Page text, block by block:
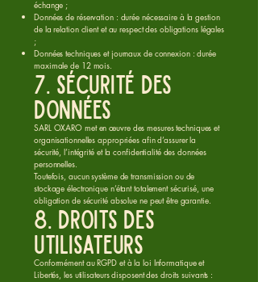
échange ;
Données de réservation : durée nécessaire à la gestion
de la relation client et au respect des obligations légales
;
Données techniques et journaux de connexion : durée
maximale de 12 mois.
7. Sécurité des
données
SARL OXARO met en œuvre des mesures techniques et
organisationnelles appropriées afin d’assurer la
sécurité, l’intégrité et la confidentialité des données
personnelles.
Toutefois, aucun système de transmission ou de
stockage électronique n’étant totalement sécurisé, une
obligation de sécurité absolue ne peut être garantie.
8. Droits des
utilisateurs
Conformément au RGPD et à la loi Informatique et
Libertés, les utilisateurs disposent des droits suivants :